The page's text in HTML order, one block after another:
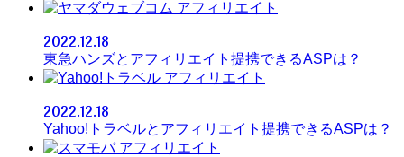
アフィリエイト
2022.12.18
東急ハンズとアフィリエイト提携できるASPは？
アフィリエイト
2022.12.18
Yahoo!トラベルとアフィリエイト提携できるASPは？
アフィリエイト